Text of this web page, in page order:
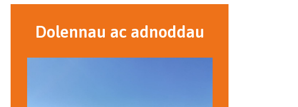
Dolennau ac adnoddau